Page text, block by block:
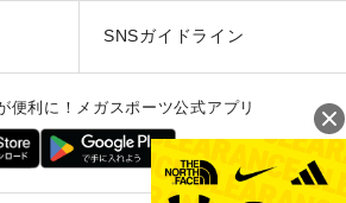
SNSガイドライン
便利に！メガスポーツ公式アプリ